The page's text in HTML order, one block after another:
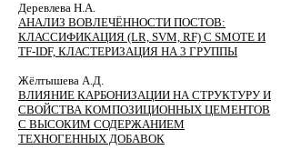
Деревлева Н.А.
АНАЛИЗ ВОВЛЕЧЁННОСТИ ПОСТОВ:
КЛАССИФИКАЦИЯ (LR, SVM, RF) С SMOTE И
TF-IDF, КЛАСТЕРИЗАЦИЯ НА 3 ГРУППЫ
Жёлтышева А.Д.
ВЛИЯНИЕ КАРБОНИЗАЦИИ НА СТРУКТУРУ И
СВОЙСТВА КОМПОЗИЦИОННЫХ ЦЕМЕНТОВ
С ВЫСОКИМ СОДЕРЖАНИЕМ
ТЕХНОГЕННЫХ ДОБАВОК